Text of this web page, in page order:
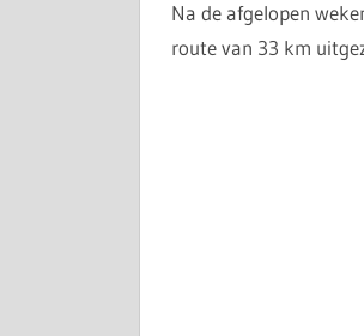
Na de afgelopen
route van 33 km